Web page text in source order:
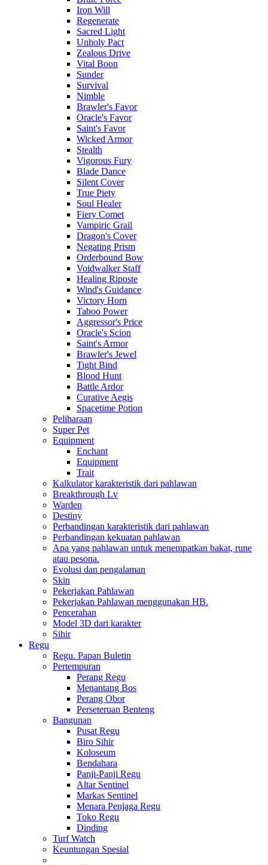
Iron Will
Regenerate
Sacred Light
Unholy Pact
Zealous Drive
Vital Boon
Sunder
Survival
Nimble
Brawler's Favor
Oracle's Favor
Saint's Favor
Wicked Armor
Stealth
Vigorous Fury
Blade Dance
Silent Cover
True Piety
Soul Healer
Fiery Comet
Vampiric Grail
Dragon's Cover
Negating Prism
Orderbound Bow
Voidwalker Staff
Healing Riposte
Wind's Guidance
Victory Horn
Taboo Power
Aggressor's Price
Oracle's Scion
Saint's Armor
Brawler's Jewel
Tight Bind
Blood Hunt
Battle Ardor
Curative Aegis
Spacetime Potion
Peliharaan
Super Pet
Equipment
Enchant
Equipment
Trait
Kalkulator karakteristik dari pahlawan
Breakthrough Lv
Warden
Destiny
Perbandingan karakteristik dari pahlawan
Perbandingan kekuatan pahlawan
Apa yang pahlawan untuk menempatkan bakat, rune
atau pesona.
Evolusi dan pengalaman
Skin
Pekerjakan Pahlawan
Pekerjakan Pahlawan menggunakan HB.
Pencerahan
Model 3D dari karakter
Sihir
Regu
Regu. Papan Buletin
Pertempuran
Perang Regu
Menantang Bos
Perang Obor
Perseteruan Benteng
Bangunan
Pusat Regu
Biro Sihir
Koloseum
Bendahara
Panji-Panji Regu
Altar Sentinel
Markas Sentinel
Menara Penjaga Regu
Toko Regu
Dinding
Turf Watch
Keuntungan Spesial